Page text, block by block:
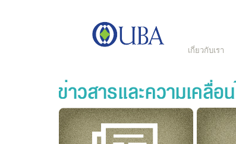
เกี่ยวกับเรา